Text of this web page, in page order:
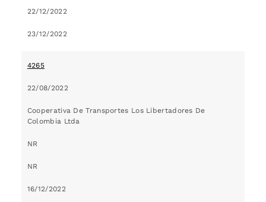
22/12/2022
23/12/2022
4265
22/08/2022
Cooperativa De Transportes Los Libertadores De
Colombia Ltda
NR
NR
16/12/2022